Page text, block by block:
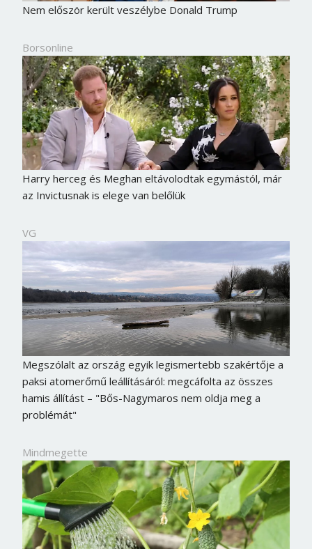
Nem először került veszélybe Donald Trump
Borsonline
Harry herceg és Meghan eltávolodtak egymástól, már
az Invictusnak is elege van belőlük
VG
Megszólalt az ország egyik legismertebb szakértője a
paksi atomerőmű leállításáról: megcáfolta az összes
hamis állítást – "Bős-Nagymaros nem oldja meg a
problémát"
Mindmegette